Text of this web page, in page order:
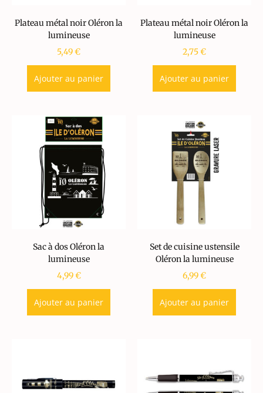
Plateau métal noir Oléron la
lumineuse
5,49€
Ajouter au panier
Plateau métal noir Oléron la
lumineuse
2,75€
Ajouter au panier
Sac à dos Oléron la
lumineuse
4,99€
Ajouter au panier
Set de cuisine ustensile
Oléron la lumineuse
6,99€
Ajouter au panier